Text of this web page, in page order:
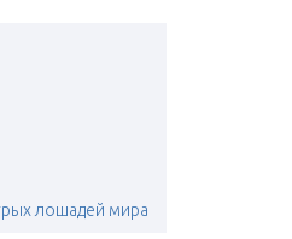
лошадей мира